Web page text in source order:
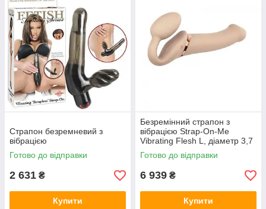
Страпон безремневий з
вібрацією
Готово до відправки
2 631 ₴
Купити
Безремінний страпон з
вібрацією Strap-On-Me
Vibrating Flesh L, діаметр 3,7
см, пульт ДК, регульовани
Готово до відправки
6 939 ₴
Купити